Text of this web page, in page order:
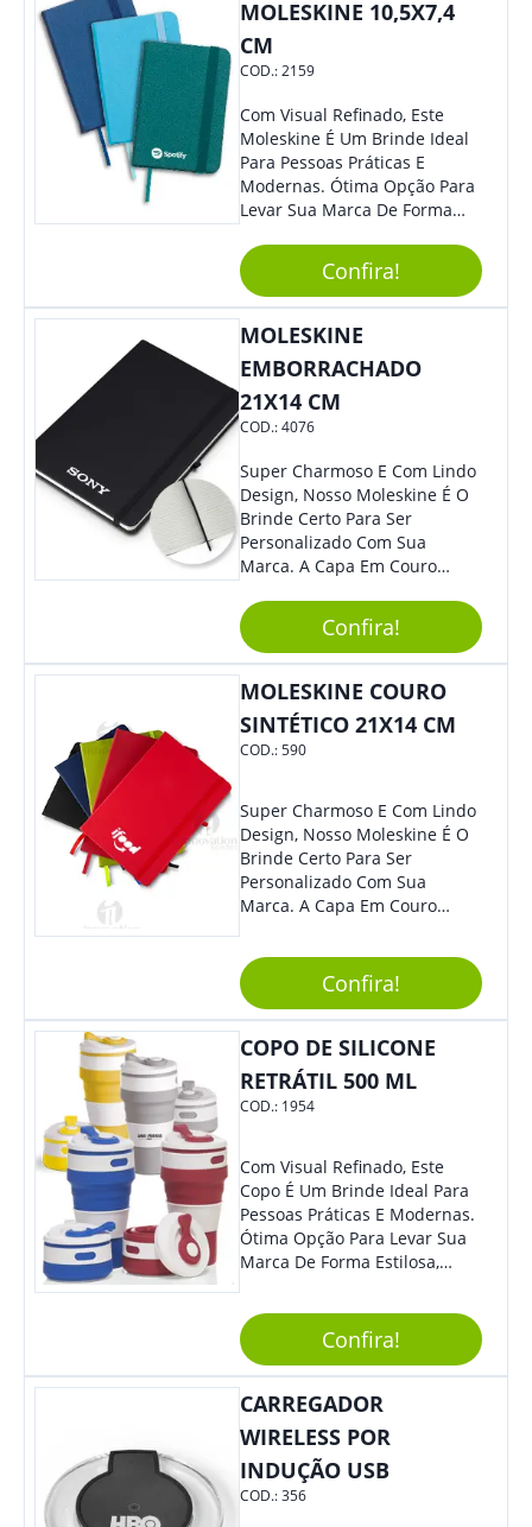
Não Fique De Fora! Ofereça
Em Eventos, Feiras E
Congressos, E Tenha Sua
MOLESKINE 10,5X7,4
CM
COD.:2159
Com Visual Refinado, Este
Moleskine É Um Brinde Ideal
Para Pessoas Práticas E
Modernas. Ótima Opção Para
Levar Sua Marca De Forma
Sua Empresa Em Eventos,
Reuniões Corporativas Ou Até
Mesmo Para Presentear
Colaboradores E Parceiros De
Confira!
MOLESKINE
EMBORRACHADO
21X14 CM
COD.:4076
Super Charmoso E Com Lindo
Design, Nosso Moleskine É O
Brinde Certo Para Ser
Personalizado Com Sua
Marca. A Capa Em Couro
Elástico Permite Maior
Segurança Ao Carregá-Lo.
Ofereça A Seus Clientes E
Colaboradores, Sem Dúvidas
Eles Irão Adorar.
Confira!
MOLESKINE COURO
SINTÉTICO 21X14 CM
COD.:590
Super Charmoso E Com Lindo
Design, Nosso Moleskine É O
Brinde Certo Para Ser
Personalizado Com Sua
Marca. A Capa Em Couro
Elástico Permite Maior
Segurança Ao Carregá-Lo.
Ofereça A Seus Clientes E
Colaboradores, Sem Dúvidas
Eles Irão Adorar.
Confira!
COPO DE SILICONE
RETRÁTIL 500 ML
COD.: 1954
Com Visual Refinado, Este
Copo É Um Brinde Ideal Para
Pessoas Práticas E Modernas.
Ótima Opção Para Levar Sua
Marca De Forma Estilosa,
Empresa Em Eventos,
Reuniões Corporativas Ou Até
Mesmo Para Presentear
Colaboradores.
Confira!
CARREGADOR
WIRELESS POR
INDUÇÃO USB
COD.:356